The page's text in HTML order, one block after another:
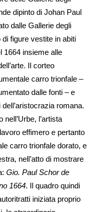
dipinto di Johan Paul
dalle Gallerie degli
figure vestite in abiti
1664 insieme alle
Il corteo
carro trionfale –
dalle fonti – e
romana.
l’artista
effimero e pertanto
carro trionfale dorato, e
nell’atto di mostrare
Gio. Paul Schor de
1664. Il quadro quindi
iniziata proprio